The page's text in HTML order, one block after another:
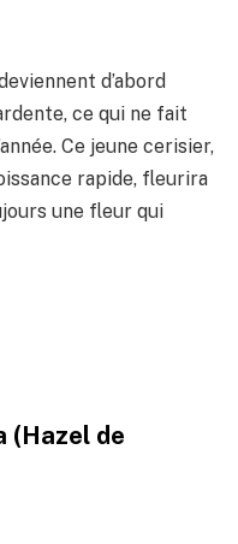
d’abord
ce qui ne fait
Ce jeune cerisier,
rapide, fleurira
une fleur qui
(Hazel de